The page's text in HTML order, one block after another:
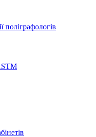
поліграфологів